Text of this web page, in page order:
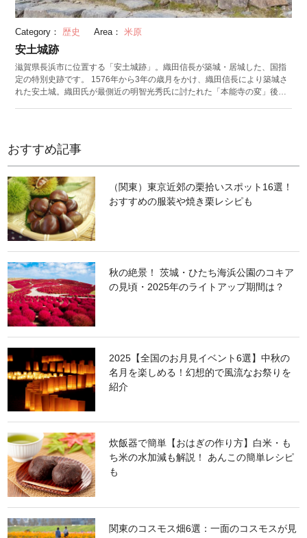
Category： 歴史 Area： 米原
安土城跡
滋賀県長浜市に位置する「安土城跡」。織田信長が築城・居城した、国指
定の特別史跡です。 1576年から3年の歳月をかけ、織田信長により築城さ
れた安土城。織田氏が最側近の明智光秀氏に討たれた「本能寺の変」後焼
直ぐに伸びており、ほとんど防衛としての機能がありません。城内部には
狩野永徳氏の絵図や極彩の彩りの豪華絢爛な部屋があったといわれていま
す。このことから、当時の信長公の権力の大きさがうかがえます。
おすすめ記事
（関東）東京近郊の栗拾いスポット16選！
おすすめの服装や焼き栗レシピも
秋の絶景！ 茨城・ひたち海浜公園のコキア
の見頃・2025年のライトアップ期間は？
2025【全国のお月見イベント6選】中秋の
名月を楽しめる！幻想的で風流なお祭りを
紹介
炊飯器で簡単【おはぎの作り方】白米・も
ち米の水加減も解説！ あんこの簡単レシピ
も
関東のコスモス畑6選：一面のコスモスが見